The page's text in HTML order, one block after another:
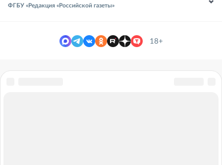
ФГБУ «Редакция «Российской газеты»
18+